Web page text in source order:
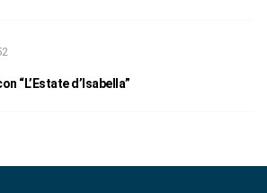
“L’Estate d’Isabella”